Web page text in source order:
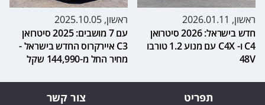
ראשון, 2026.01.11
חדש בישראל: 2026 סיטרואן
C4 ו- C4X עם מנוע 1.2 טורבו
48V
ראשון, 2025.10.05
עם 7 מושבים: 2025 סיטרואן
C3 איירקרוס החדש בישראל -
מחיר החל מ-144,990 שקל
תפריט צור קשר